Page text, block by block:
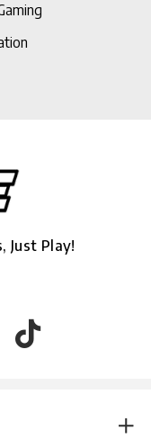
Just Play!